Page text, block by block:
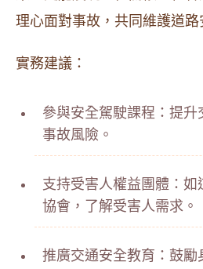
理心面對事故，共同維護道路
實務建議：
參與安全駕駛課程：提
事故風險。
支持受害人權益團體：如
協會，了解受害人需求。
推廣交通安全教育：鼓勵